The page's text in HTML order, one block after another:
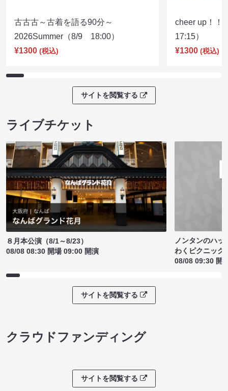
古古古～古着を語る90分～
2026Summer（8/9 18:00）
¥1300 (税込)
cheer up！
17:15）
¥1300 (税込)
サイトを閲覧する
ライブチケット
８月本公演（8/1～8/23）
08/08 08:30 開場 09:00 開演
ノンタンのハッ
わくピクニック
08/08 09:30 開
サイトを閲覧する
クラウドファンディング
サイトを閲覧する